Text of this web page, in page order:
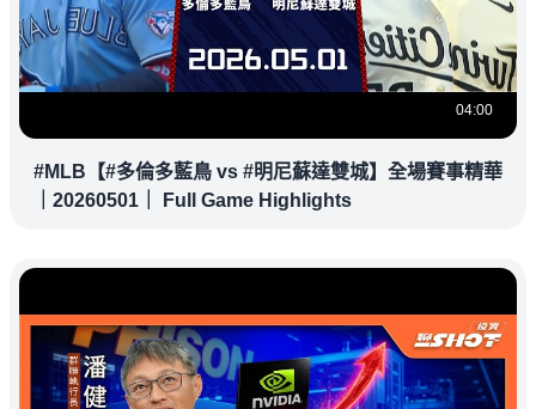
04:00
#MLB【#多倫多藍鳥 vs #明尼蘇達雙城】全場賽事精華
｜20260501｜ Full Game Highlights